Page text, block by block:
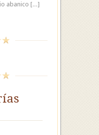
abanico […]